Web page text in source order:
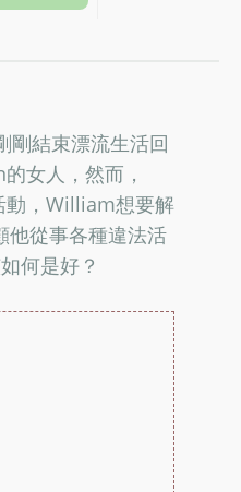
剛結束漂流生活回
女人，然而，
動，William想要解
他從事各種違法活
何是好？